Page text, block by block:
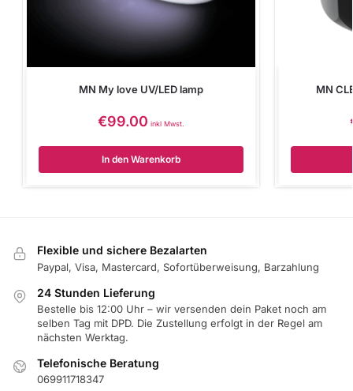
MN My love UV/LED lamp
€99.00 inkl Mwst.
In den Warenkorb
MN
Flexible und sichere Bezalarten
Paypal, Visa, Mastercard, Sofortüberweisung, Barzahlung
24 Stunden Lieferung
Bestelle bis 12:00 Uhr – wir versenden dein Paket noch am
selben Tag mit DPD. Die Zustellung erfolgt in der Regel am
nächsten Werktag.
Telefonische Beratung
069911718347